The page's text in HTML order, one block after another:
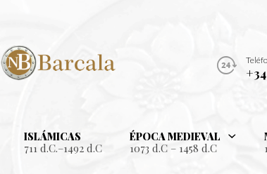
ISLÁMICAS
711 d.C.–1492 d.C
ÉPOCA MEDIEVAL
1073 d.C – 1458 d.C